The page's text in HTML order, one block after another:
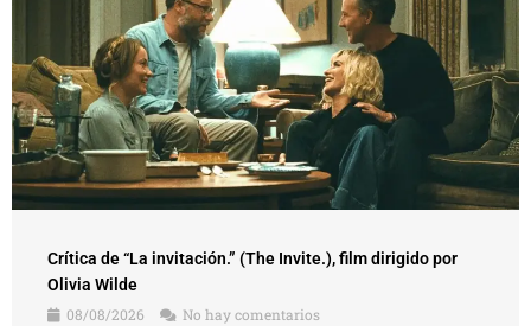
Crítica de “La invitación.” (The Invite.), film dirigido por
Olivia Wilde
08/08/2026
No hay comentarios